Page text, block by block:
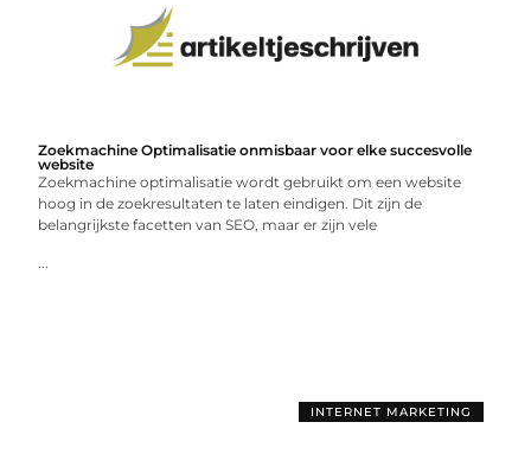
Zoekmachine Optimalisatie onmisbaar voor elke succesvolle
website
Zoekmachine optimalisatie wordt gebruikt om een website
hoog in de zoekresultaten te laten eindigen. Dit zijn de
belangrijkste facetten van SEO, maar er zijn vele
...
INTERNET MARKETING